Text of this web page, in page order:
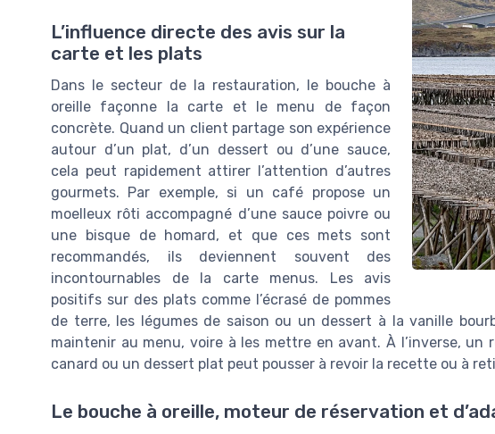
L’influence directe des avis sur la
carte et les plats
Dans le secteur de la restauration, le bouche à
oreille façonne la carte et le menu de façon
concrète. Quand un client partage son expérience
autour d’un plat, d’un dessert ou d’une sauce,
cela peut rapidement attirer l’attention d’autres
gourmets. Par exemple, si un café propose un
moelleux rôti accompagné d’une sauce poivre ou
une bisque de homard, et que ces mets sont
recommandés, ils deviennent souvent des
incontournables de la carte menus. Les avis
positifs sur des plats comme l’écrasé de pommes
de terre, les légumes de saison ou un dessert à la vanille
maintenir au menu, voire à les mettre en avant. À l’inverse,
canard ou un dessert plat peut pousser à revoir la recette ou à
Le bouche à oreille, moteur de réservation et